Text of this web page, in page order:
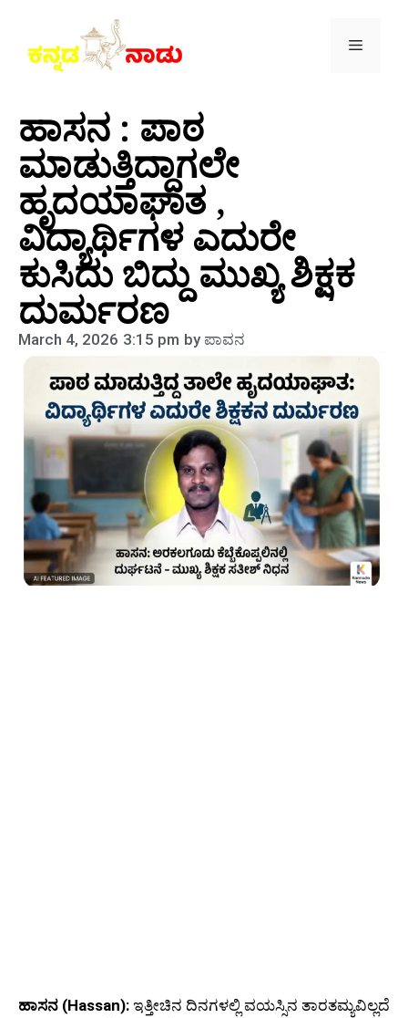
ಹಾಸನ : ಪಾಠ
ಮಾಡುತ್ತಿದ್ದಾಗಲೇ
ಹೃದಯಾಘಾತ ,
ವಿದ್ಯಾರ್ಥಿಗಳ ಎದುರೇ
ಕುಸಿದು ಬಿದ್ದು ಮುಖ್ಯ ಶಿಕ್ಷಕ
ದುರ್ಮರಣ
March 4, 2026 3:15 pm byಪಾವನ
ಹಾಸನ (Hassan): ಇತ್ತೀಚಿನ ದಿನಗಳಲ್ಲಿ ವಯಸ್ಸಿನ ತಾರತಮ್ಯವಿಲ್ಲದೆ